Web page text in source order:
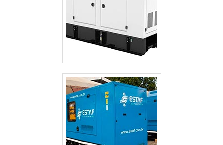
para gerador com ótima qualidade e proteção.A empresa
também conta com um atendimento qualificado, através
de funcionários especializados e cuidadosos, que
entendem a necessidade de cada cliente. Também foram
investidos valores consideráveis em instalações de
despontado no mercado pela seriedade e qualidade que
garante uma entrega de excelência de ponta a ponta.